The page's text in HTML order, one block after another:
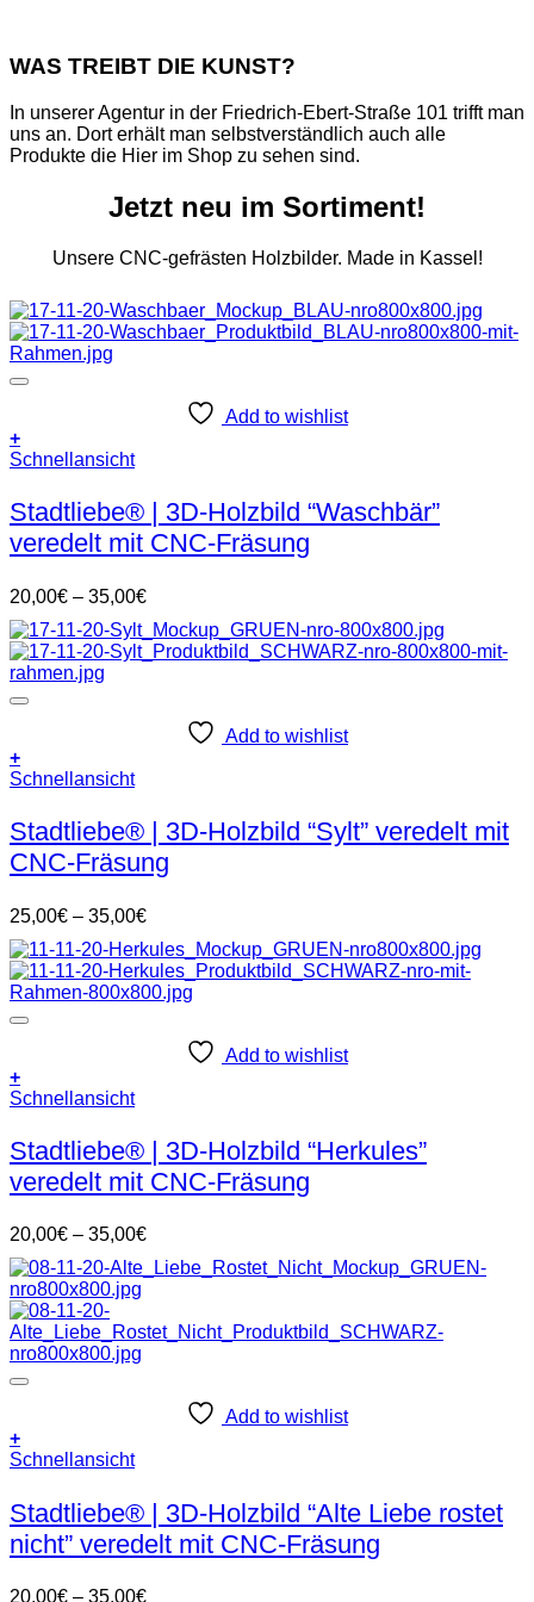
WAS TREIBT DIE KUNST?
In unserer Agentur in der Friedrich-Ebert-Straße 101 trifft man
uns an. Dort erhält man selbstverständlich auch alle
Produkte die Hier im Shop zu sehen sind.
Jetzt neu im Sortiment!
Unsere CNC-gefrästen Holzbilder. Made in Kassel!
Add to wishlist
+
Dieses
weist
mehrere
Varianten
Die
Optionen
können
auf
der
Produktseite
Schnellansicht
Stadtliebe® | 3D-Holzbild “Waschbär”
veredelt mit CNC-Fräsung
20,00€ – 35,00€Preisspanne:
bis
35,00€
Add to wishlist
+
Dieses
weist
mehrere
Varianten
Die
Optionen
können
auf
der
Produktseite
Schnellansicht
Stadtliebe® | 3D-Holzbild “Sylt” veredelt mit
CNC-Fräsung
25,00€ – 35,00€Preisspanne:
bis
35,00€
Add to wishlist
+
Dieses
weist
mehrere
Varianten
Die
Optionen
können
auf
der
Produktseite
gewählt
werden
Schnellansicht
Stadtliebe® | 3D-Holzbild “Herkules”
veredelt mit CNC-Fräsung
20,00€ – 35,00€Preisspanne:
bis
Add to wishlist
+
Dieses
weist
mehrere
Varianten
Die
Schnellansicht
Stadtliebe® | 3D-Holzbild “Alte Liebe rostet
nicht” veredelt mit CNC-Fräsung
20,00€ – 35,00€Preisspanne: